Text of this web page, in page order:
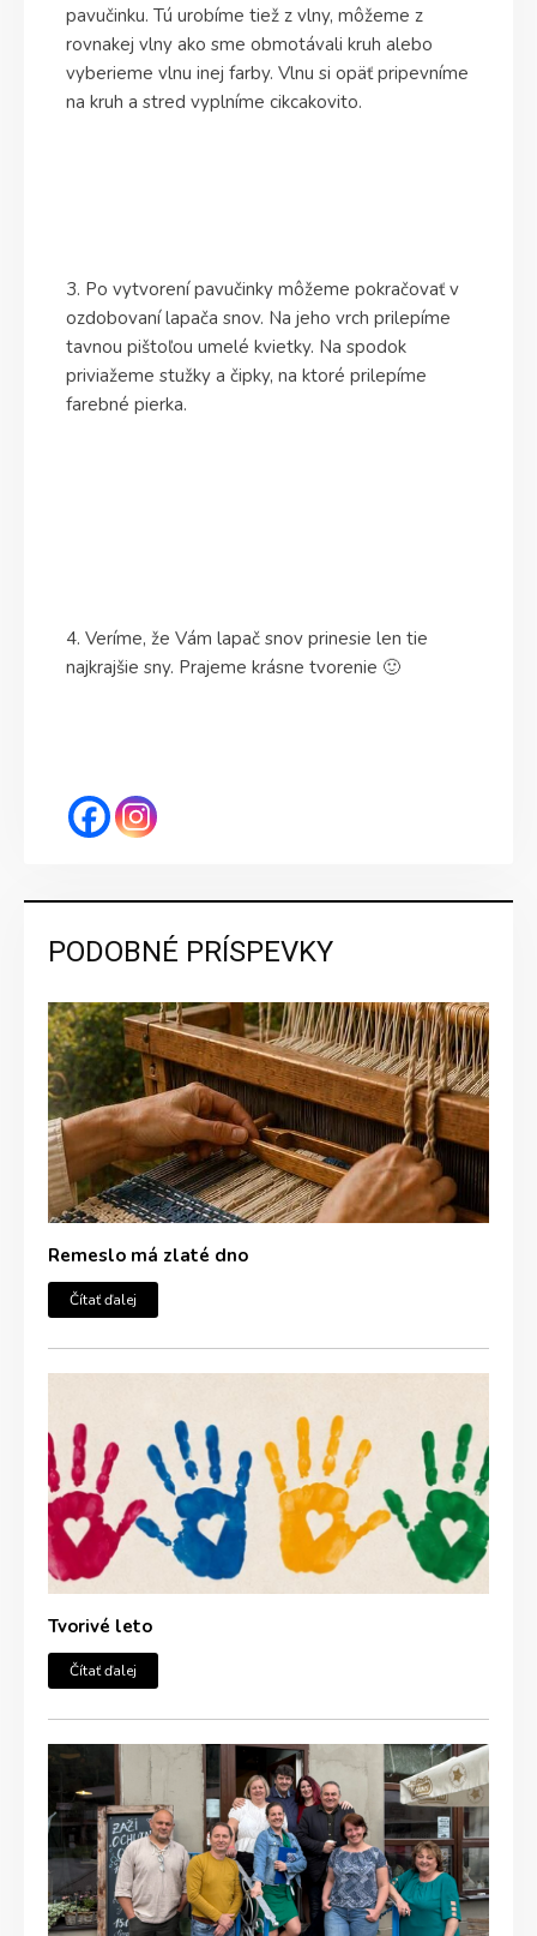
pavučinku. Tú urobíme tiež z vlny, môžeme z
rovnakej vlny ako sme obmotávali kruh alebo
vyberieme vlnu inej farby. Vlnu si opäť pripevníme
na kruh a stred vyplníme cikcakovito.
3. Po vytvorení pavučinky môžeme pokračovať v
ozdobovaní lapača snov. Na jeho vrch prilepíme
tavnou pištoľou umelé kvietky. Na spodok
priviažeme stužky a čipky, na ktoré prilepíme
farebné pierka.
4. Veríme, že Vám lapač snov prinesie len tie
najkrajšie sny. Prajeme krásne tvorenie 🙂
PODOBNÉ PRÍSPEVKY
Remeslo má zlaté dno
Čítať ďalej
Tvorivé leto
Čítať ďalej